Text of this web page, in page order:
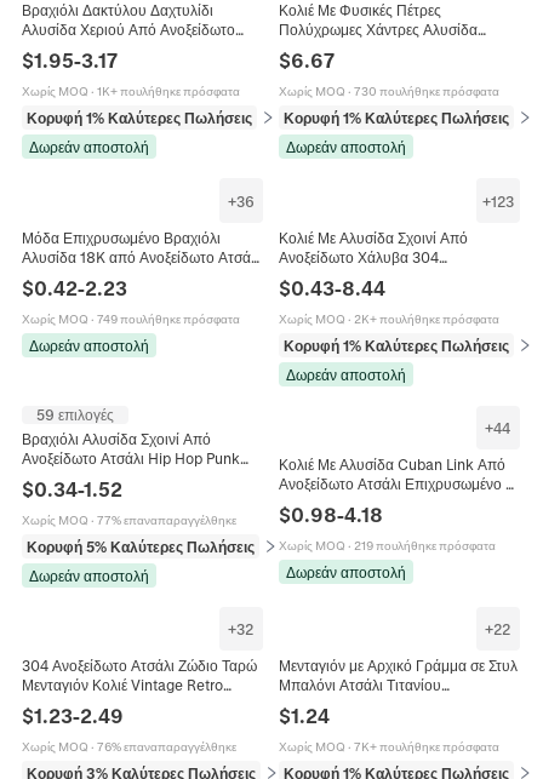
Βραχιόλι Δακτύλου Δαχτυλίδι
Αλυσίδα Χεριού Από Ανοξείδωτο
Χάλυβα Χρυσό Με Ζιργκόν Boho
Γεωμετρικό Καρδιά Κοσμήματα
Γυναικεία
$1.95-3.17
Χωρίς MOQ · 1K+ πουλήθηκε πρόσφατα
Κορυφή 1% Καλύτερες Πωλήσεις
σε Βραχιόλια
Δωρεάν αποστολή
Κολιέ Με Φυσικές Πέτρες
Πολύχρωμες Χάντρες Αλυσίδα
Κλείδας Με Κούμπωμα Από
Ανοξείδωτο Χάλυβα 316L Για
Γυναίκες
$6.67
Χωρίς MOQ · 730 πουλήθηκε πρόσφατα
Κορυφή 1% Καλύτερες Πωλήσεις
σε
Δωρεάν αποστολή
+36
Μόδα Επιχρυσωμένο Βραχιόλι
Αλυσίδα 18K από Ανοξείδωτο Ατσάλι
Box Link Βραχιόλι Κοσμήματα Δώρο
$0.42-2.23
Χωρίς MOQ · 749 πουλήθηκε πρόσφατα
Δωρεάν αποστολή
+123
Κολιέ Με Αλυσίδα Σχοινί Από
Ανοξείδωτο Χάλυβα 304
Άνδρες Γυναίκες
$0.43-8.44
Χωρίς MOQ · 2K+ πουλήθηκε πρόσφατα
Κορυφή 1% Καλύτερες Πωλήσεις
σε
Δωρεάν αποστολή
59 επιλογές
Βραχιόλι Αλυσίδα Σχοινί Από
Ανοξείδωτο Ατσάλι Hip Hop Punk
$0.34-1.52
Χωρίς MOQ · 77% επαναπαραγγέλθηκε
Κορυφή 5% Καλύτερες Πωλήσεις
σε Βραχιόλια
Δωρεάν αποστολή
+44
Κολιέ Με Αλυσίδα Cuban Link Από
Ανοξείδωτο Ατσάλι Επιχρυσωμένο Σε
Κενό Χρώμα Ασημί Μινιμαλιστικό Hip
Hop Punk Κοσμήματα Για Άνδρες
Γυναίκες
$0.98-4.18
Χωρίς MOQ · 219 πουλήθηκε πρόσφατα
Δωρεάν αποστολή
+32
304 Ανοξείδωτο Ατσάλι Ζώδιο Ταρώ
Μενταγιόν Κολιέ Vintage Retro
Ορθογώνια Ετικέτα Αστερισμού
Αλυσίδα Κοσμήματα Άνδρες
Γυναίκες
$1.23-2.49
Χωρίς MOQ · 76% επαναπαραγγέλθηκε
Κορυφή 3% Καλύτερες Πωλήσεις σε Κολιέ
+22
Μενταγιόν με Αρχικό Γράμμα σε Στυλ
Μπαλόνι Ατσάλι Τιτανίου
Επιχρυσωμένο Αλυσίδα Box Κολιέ
για Γυναίκες Κοσμήματα
$1.24
Χωρίς MOQ · 7K+ πουλήθηκε πρόσφατα
Κορυφή 1% Καλύτερες Πωλήσεις σε